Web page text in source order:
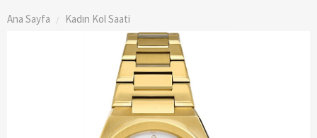
Ana Sayfa Kadın Kol Saati